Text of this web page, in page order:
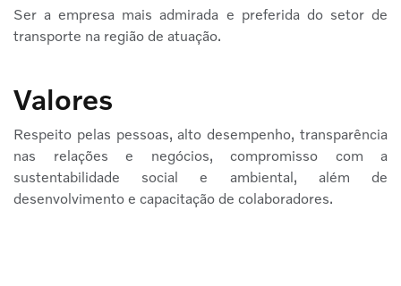
Ser a empresa mais admirada e preferida do setor de
transporte na região de atuação.
Valores
Respeito pelas pessoas, alto desempenho, transparência
nas relações e negócios, compromisso com a
sustentabilidade social e ambiental, além de
desenvolvimento e capacitação de colaboradores.